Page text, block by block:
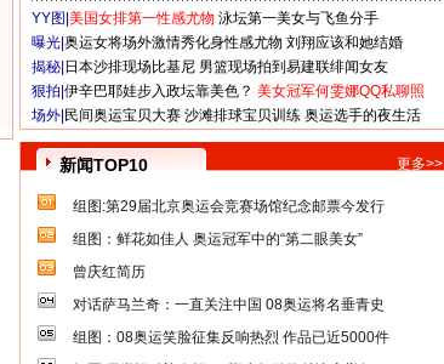
YY图| 美国女排第一性感尤物 泳坛第一美女与飞鱼分手
曝光| 奥运女将场外激情秀化身性感尤物 刘翔应该和她结婚
揭秘| 日本沙排现场比基尼 男篮现场拍到易建联绯闻女友
狠拍| 伊辛巴耶娃步入政坛靠美色？ 美女冠军何雯娜QQ私聊照
场外| 民间奥运宝贝大赛 沙滩排球宝贝训练 奥运选手的夜生活
新闻TOP10 更多>>
组图:第29届北京奥运会竞赛场馆纪念邮票今发行
组图：鲜花如佳人 奥运冠军中的“第二眼美女”
曾庆红简历
对话萨马兰奇：一直关注中国 08奥运将名垂青史
组图：08奥运笑脸征集反响热烈 作品已近5000件